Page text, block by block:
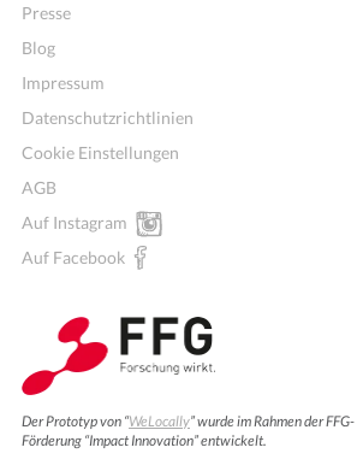
Presse
Blog
Impressum
Datenschutzrichtlinien
Cookie Einstellungen
AGB
Auf Instagram
Auf Facebook
Der Prototyp von “WeLocally” wurde im Rahmen der FFG-
Förderung “Impact Innovation” entwickelt.